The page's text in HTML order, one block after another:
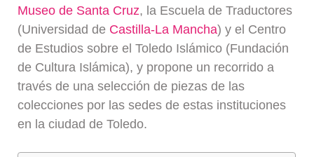
Museo de Santa Cruz, la Escuela de Traductores
(Universidad de Castilla-La Mancha) y el Centro
de Estudios sobre el Toledo Islámico (Fundación
de Cultura Islámica), y propone un recorrido a
través de una selección de piezas de las
colecciones por las sedes de estas instituciones
en la ciudad de Toledo.